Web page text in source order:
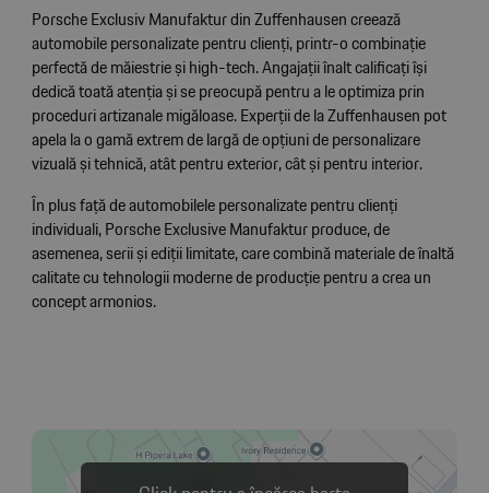
Porsche Exclusiv Manufaktur din Zuffenhausen creează
automobile personalizate pentru clienți, printr-o combinație
perfectă de măiestrie și high-tech. Angajații înalt calificați își
dedică toată atenția și se preocupă pentru a le optimiza prin
proceduri artizanale migăloase. Experții de la Zuffenhausen pot
apela la o gamă extrem de largă de opțiuni de personalizare
vizuală și tehnică, atât pentru exterior, cât și pentru interior.
În plus față de automobilele personalizate pentru clienți
individuali, Porsche Exclusive Manufaktur produce, de
asemenea, serii și ediții limitate, care combină materiale de înaltă
calitate cu tehnologii moderne de producție pentru a crea un
concept armonios.